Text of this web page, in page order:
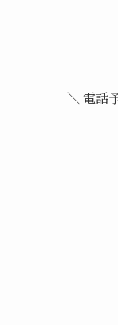
＼ 電話